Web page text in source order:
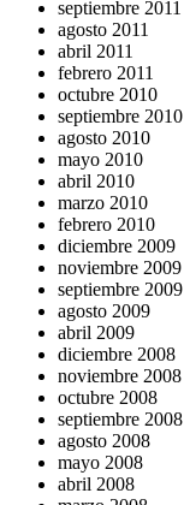
septiembre 2011
agosto 2011
abril 2011
febrero 2011
octubre 2010
septiembre 2010
agosto 2010
mayo 2010
abril 2010
marzo 2010
febrero 2010
diciembre 2009
noviembre 2009
septiembre 2009
agosto 2009
abril 2009
diciembre 2008
noviembre 2008
octubre 2008
septiembre 2008
agosto 2008
mayo 2008
abril 2008